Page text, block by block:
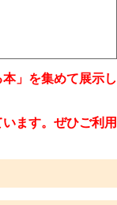
」を集めて展示し
ます。ぜひご利用